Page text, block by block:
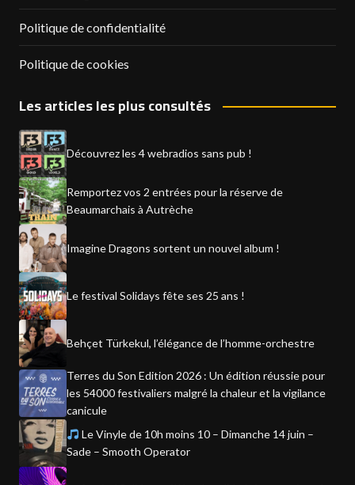
Politique de confidentialité
Politique de cookies
Les articles les plus consultés
Découvrez les 4 webradios sans pub !
Remportez vos 2 entrées pour la réserve de
Beaumarchais à Autrèche
Imagine Dragons sortent un nouvel album !
Le festival Solidays fête ses 25 ans !
Behçet Türkekul, l’élégance de l’homme-orchestre
Terres du Son Edition 2026 : Un édition réussie pour
les 54000 festivaliers malgré la chaleur et la vigilance
canicule
Le Vinyle de 10h moins 10 – Dimanche 14 juin –
Sade – Smooth Operator